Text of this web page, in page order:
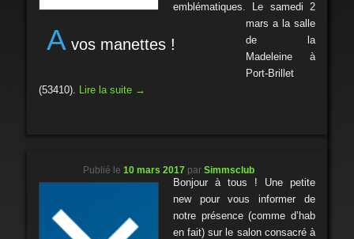
A vos manettes !
emblématiques. Le samedi 2
mars a la salle
de la
Madeleine à
Port-Brillet
(53410). Lire la suite →
Publié le 10 mars 2017 par Simmsclub
Bonjour à tous ! Une petite
new pour vous informer de
notre présence (comme d’hab
en fait) sur le salon consacré à